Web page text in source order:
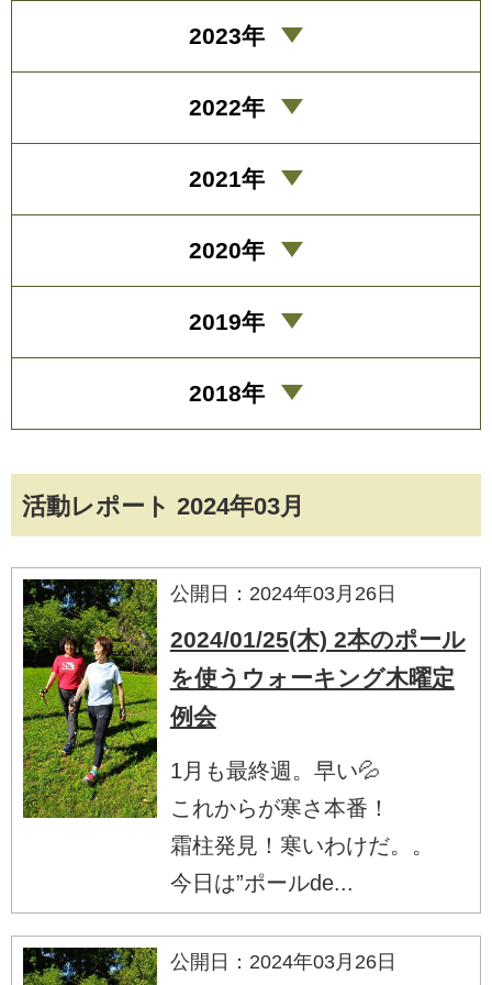
活動レポート 2024年03月
公開日：2024年03月26日
2024/01/25(木) 2本のポール
を使うウォーキング木曜定
例会
1月も最終週。早い💦
これからが寒さ本番！
霜柱発見！寒いわけだ。。
今日は”ポールde...
公開日：2024年03月26日
2023年
2022年
2021年
2020年
2019年
2018年